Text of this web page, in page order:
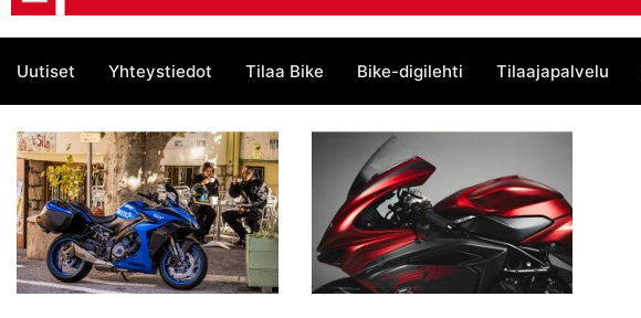
Uutiset Yhteystiedot Tilaa Bike Bike-digilehti Tilaajapalvelu